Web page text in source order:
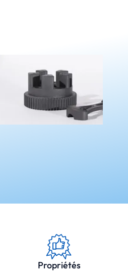
Propriétés